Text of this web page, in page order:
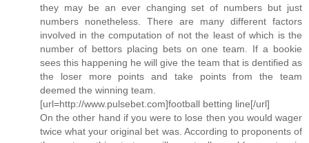
they may be an ever changing set of numbers but just
numbers nonetheless. There are many different factors
involved in the computation of not the least of which is the
number of bettors placing bets on one team. If a bookie
sees this happening he will give the team that is dentified as
the loser more points and take points from the team
deemed the winning team.
[url=http://www.pulsebet.com]football betting line[/url]
On the other hand if you were to lose then you would wager
twice what your original bet was. According to proponents of